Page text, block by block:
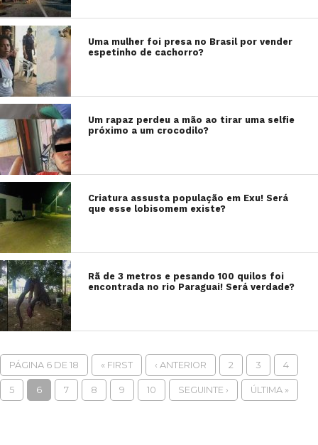
Uma mulher foi presa no Brasil por vender
espetinho de cachorro?
Um rapaz perdeu a mão ao tirar uma selfie
próximo a um crocodilo?
Criatura assusta população em Exu! Será
que esse lobisomem existe?
Rã de 3 metros e pesando 100 quilos foi
encontrada no rio Paraguai! Será verdade?
PÁGINA 6 DE 18 « FIRST ‹ ANTERIOR 2 3 4
5 6 7 8 9 10 SEGUINTE › ÚLTIMA »